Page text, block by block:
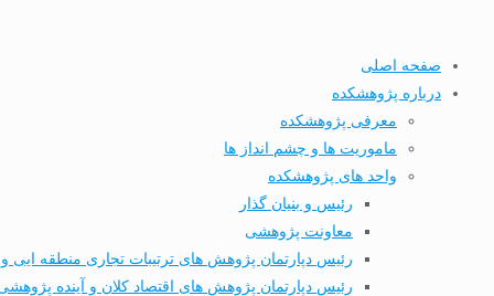
صفحه اصلی
درباره پژوهشکده
معرفی پژوهشکده
ماموریت ها و چشم انداز ها
واحد های پژوهشکده
رئیس و بنیان گذار
معاونت پژوهشی
رئیس دپارتمان پژوهش های ترتیبات تجاری منطقه ایی و
رئیس دپارتمان پژوهش های اقتصاد کلان و آینده